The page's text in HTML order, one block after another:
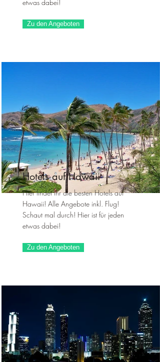
etwas dabei!
Zu den Angeboten
Hotels auf Hawaii
Hier findet ihr die besten Hotels auf
Hawaii! Alle Angebote inkl. Flug!
Schaut mal durch! Hier ist für jeden
etwas dabei!
Zu den Angeboten